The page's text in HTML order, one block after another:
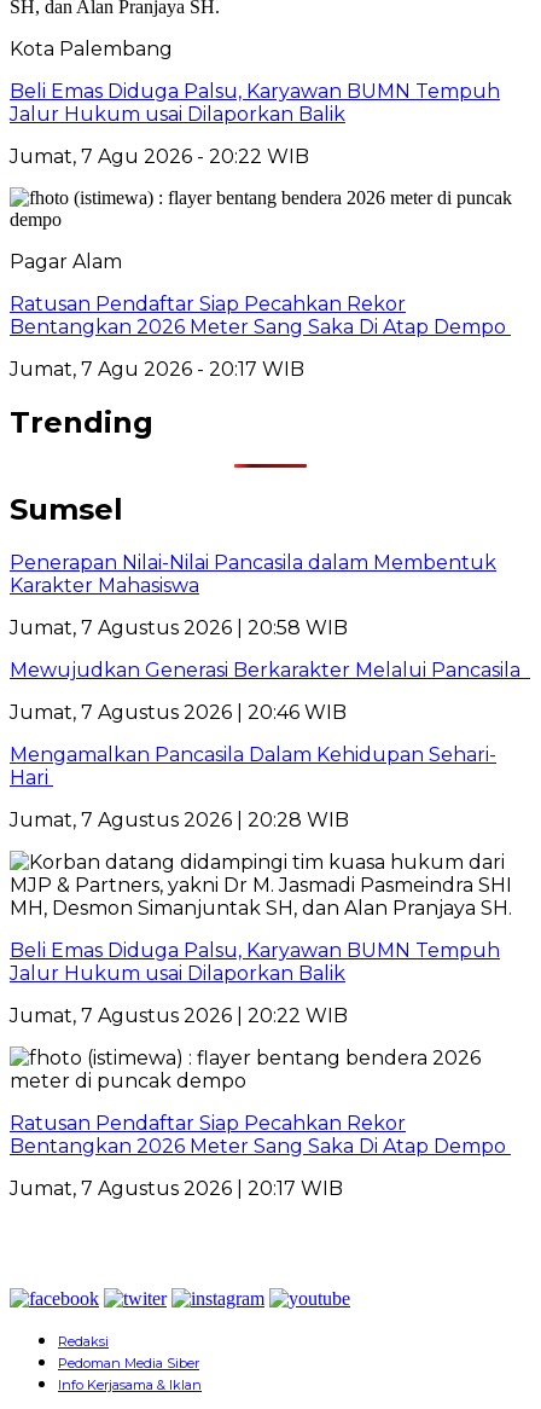
Kota Palembang
Beli Emas Diduga Palsu, Karyawan BUMN Tempuh
Jalur Hukum usai Dilaporkan Balik
Jumat, 7 Agu 2026 - 20:22 WIB
Pagar Alam
Ratusan Pendaftar Siap Pecahkan Rekor
Bentangkan 2026 Meter Sang Saka Di Atap Dempo
Jumat, 7 Agu 2026 - 20:17 WIB
Trending
Sumsel
Penerapan Nilai-Nilai Pancasila dalam Membentuk
Karakter Mahasiswa
Jumat, 7 Agustus 2026 | 20:58 WIB
Mewujudkan Generasi Berkarakter Melalui Pancasila
Jumat, 7 Agustus 2026 | 20:46 WIB
Mengamalkan Pancasila Dalam Kehidupan Sehari-
Hari
Jumat, 7 Agustus 2026 | 20:28 WIB
Beli Emas Diduga Palsu, Karyawan BUMN Tempuh
Jalur Hukum usai Dilaporkan Balik
Jumat, 7 Agustus 2026 | 20:22 WIB
Ratusan Pendaftar Siap Pecahkan Rekor
Bentangkan 2026 Meter Sang Saka Di Atap Dempo
Jumat, 7 Agustus 2026 | 20:17 WIB
Redaksi
Pedoman Media Siber
Info Kerjasama & Iklan